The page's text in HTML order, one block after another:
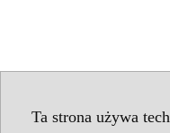
Ta strona używa